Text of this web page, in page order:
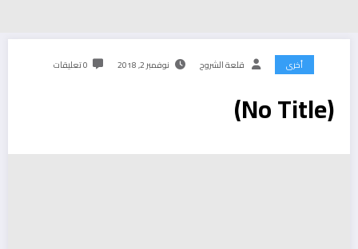
أخرى قلعة الشروح نوفمبر 2, 2018 0 تعليقات
(No Title)